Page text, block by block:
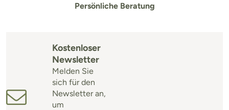
Persönliche Beratung
Kostenloser
Newsletter
Melden Sie
sich für den
Newsletter an,
um